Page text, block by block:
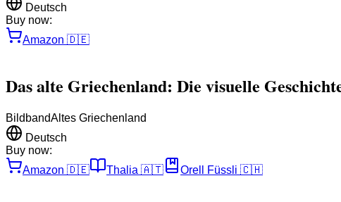
Deutsch
Buy now:
Amazon 🇩🇪
Das alte Griechenland: Die visuelle
BildbandAltes Griechenland
Deutsch
Buy now:
Amazon 🇩🇪 Thalia 🇦🇹 Orell Füssli 🇨🇭